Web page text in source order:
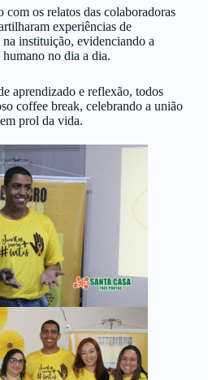
os relatos das colaboradoras
experiências de
instituição, evidenciando a
no dia a dia.
aprendizado e reflexão, todos
coffee break, celebrando a união
prol da vida.